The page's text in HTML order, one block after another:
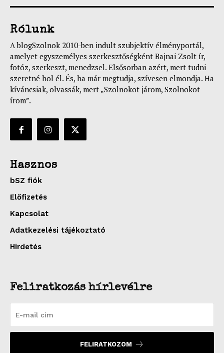
Rólunk
A blogSzolnok 2010-ben indult szubjektív élményportál,
amelyet egyszemélyes szerkesztőségként Bajnai Zsolt ír,
fotóz, szerkeszt, menedzsel. Elsősorban azért, mert tudni
szeretné hol él. És, ha már megtudja, szívesen elmondja. Ha
kíváncsiak, olvassák, mert „Szolnokot járom, Szolnokot
írom”.
Hasznos
bSZ fiók
Előfizetés
Kapcsolat
Adatkezelési tájékoztató
Hirdetés
Feliratkozás hírlevélre
FELIRATKOZOM